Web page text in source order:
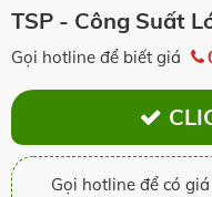
TSP - Công Suất
Gọi hotline để biết giá
Gọi hotline để có